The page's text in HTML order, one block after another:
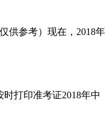
供参考）现在，2018年
打印准考证2018年中